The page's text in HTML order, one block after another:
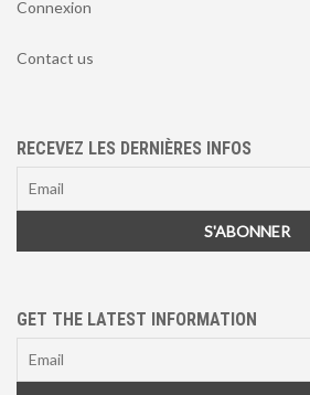
Connexion
Contact us
RECEVEZ LES DERNIÈRES INFOS
GET THE LATEST INFORMATION